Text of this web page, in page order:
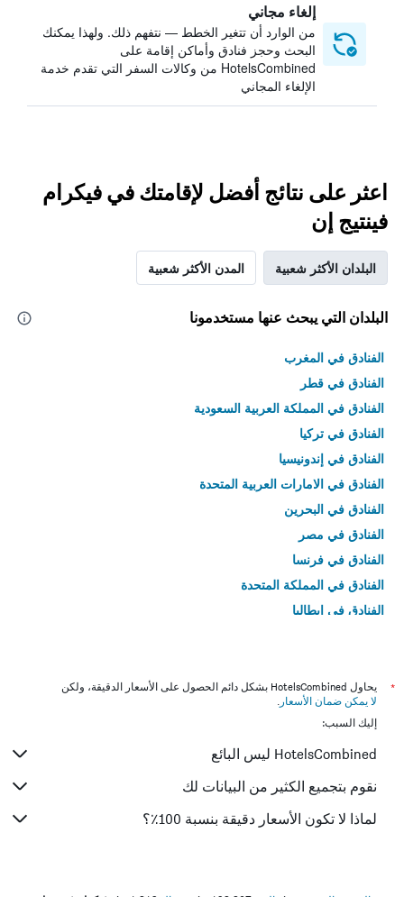
إلغاء مجاني
من الوارد أن تتغير الخطط — نتفهم ذلك. ولهذا يمكنك
البحث وحجز فنادق وأماكن إقامة على
HotelsCombined من وكالات السفر التي تقدم خدمة
الإلغاء المجاني
اعثر على نتائج أفضل لإقامتك في فيكرام
فينتيج إن
البلدان الأكثر شعبية المدن الأكثر شعبية
البلدان التي يبحث عنها مستخدمونا
الفنادق في المغرب
الفنادق في قطر
الفنادق في المملكة العربية السعودية
الفنادق في تركيا
الفنادق في إندونيسيا
الفنادق في الامارات العربية المتحدة
الفنادق في البحرين
الفنادق في مصر
الفنادق في فرنسا
الفنادق في المملكة المتحدة
الفنادق في إيطاليا
*
يحاول HotelsCombined بشكل دائم الحصول على الأسعار الدقيقة، ولكن
لا يمكن ضمان الأسعار .
إليك السبب:
HotelsCombined ليس البائع
نقوم بتجميع الكثير من البيانات لك
لماذا لا تكون الأسعار دقيقة بنسبة 100٪؟